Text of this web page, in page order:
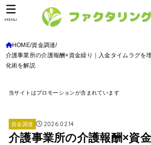
MENU
HOME 資金調達
介護事業所の介護報酬×資金繰り｜入金タイムラグを
化術を解説
当サイトはプロモーションが含まれています
資金調達 2026.02.14
介護事業所の介護報酬×資